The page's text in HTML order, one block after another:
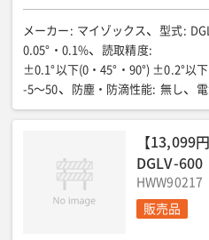
メーカー : マイゾックス 型式:
0.05°・0.1%
読取精度:
±0.1°以下(0・45°・90°) ±0.2°以
-5〜50
防塵・防滴性能: 無し
寸法(mm): 600×33×72.5 重量(g)
【13,099
DGLV-600
HWW90217
販売品